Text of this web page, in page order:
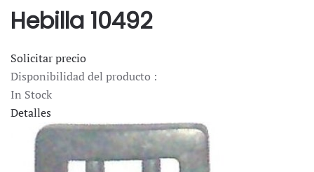
Hebilla 10492
Solicitar precio
Disponibilidad del producto :
In Stock
Detalles